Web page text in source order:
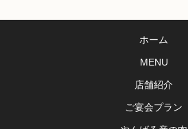
ホーム
MENU
店舗紹介
ご宴会プラン